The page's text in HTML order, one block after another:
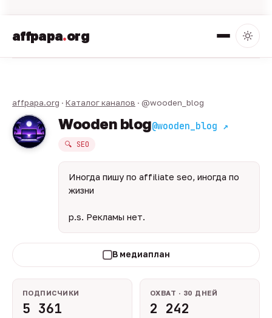
affpapa.org
affpapa.org · Каталог каналов · @wooden_blog
Wooden blog@wooden_blog ↗
🔍 SEO
Иногда пишу по affiliate seo, иногда по
жизни
p.s. Рекламы нет.
В медиаплан
ПОДПИСЧИКИ
5 361
ОХВАТ · 30 ДНЕЙ
2 242